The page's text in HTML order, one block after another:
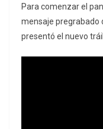
Para comenzar el
mensaje pregrabado
presentó el nuevo